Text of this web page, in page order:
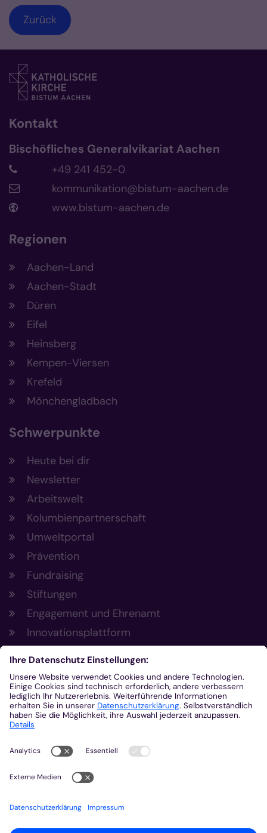
Zurück
Kontakt
Bischöfliches Generalvikariat Aachen
+49 241 452-0
kommunikation@bistum-aachen.de
www.bistum-aachen.de
Regionen
Aachen-Land
Aachen-Stadt
Düren
Eifel
Heinsberg
Kempen-Viersen
Krefeld
Mönchengladbach
Schwerpunkte
Heute bei dir
Newsletter
Arbeitswelt
Kolumbienpartnerschaft
Umweltportal
Prävention
Fundraising
Stiftungen
Engagement und Ehrenamt
Innovationsplattform
Aus der Plattform
Nachrichten
Veranstaltungen
Gottesdienste
Stellenangebote
Kirchenzeitung
Amtsblatt (Kirchlicher Anzeiger)
Rechtsdatenbank
Meldestelle gemäß Hinweisgeberschutzgesetz